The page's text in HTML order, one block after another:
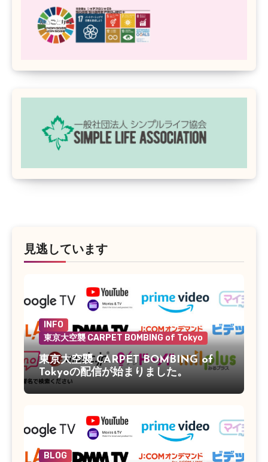
見逃しています
INFO
東京大空襲 CARPET BOMBING of Tokyo
東京大空襲 CARPET BOMBING of
Tokyoの配信が始まりました。
BLOG